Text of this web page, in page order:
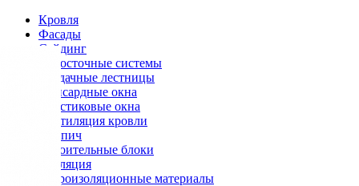
Кровля
Фасады
Сайдинг
Водосточные системы
Чердачные лестницы
Мансардные окна
Пластиковые окна
Вентиляция кровли
Кирпич
Строительные блоки
Изоляция
Гидроизоляционные материалы